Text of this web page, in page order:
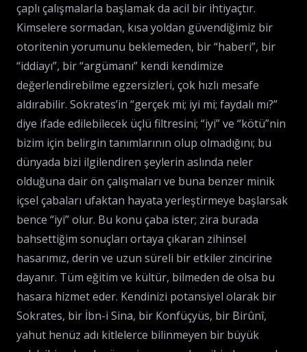
çaplı çalışmalarla başlamak da acil bir ihtiyaçtır.
Kimselere sormadan, kısa yoldan güvendiğimiz bir
otoritenin yorumunu beklemeden, bir “haberi”, bir
“iddiayı”, bir “argümanı” kendi kendimize
değerlendirebilme egzersizleri, çok hızlı mesafe
aldırabilir. Sokrates’in “gerçek mi; iyi mi; faydalı mı?”
diye ifade edilebilecek üçlü filtresini; “iyi” ve “kötü”nin
bizim için belirgin tanımlarının olup olmadığını; bu
dünyada bizi ilgilendiren şeylerin aslında neler
olduğuna dair ön çalışmaları ve buna benzer minik
içsel çabaları ufaktan hayata yerleştirmeye başlarsak
bence “iyi” olur. Bu konu çaba ister; zira burada
bahsettiğim sonuçları ortaya çıkaran zihinsel
hasarımız, derin ve uzun süreli bir etkiler zincirine
dayanır. Tüm eğitim ve kültür, bilmeden de olsa bu
hasara hizmet eder. Kendinizi potansiyel olarak bir
Sokrates, bir İbn-i Sina, bir Konfüçyüs, bir Birûnî,
yahut henüz adı kitlelerce bilinmeyen bir büyük